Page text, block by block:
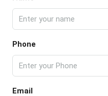
Phone
Email